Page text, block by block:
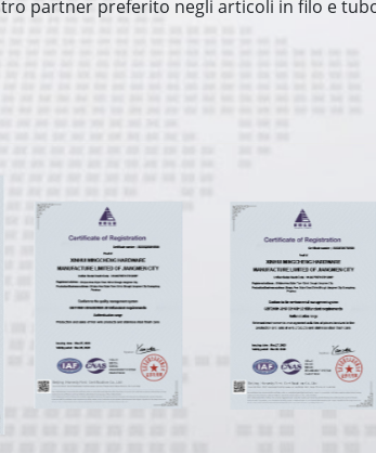
partner preferito negli articoli in filo e